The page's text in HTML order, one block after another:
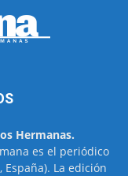
Hermanas.
es el periódico
La edición